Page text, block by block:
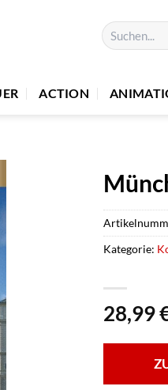
Suchen
nach:
ACTION
28,99
Kategorie: